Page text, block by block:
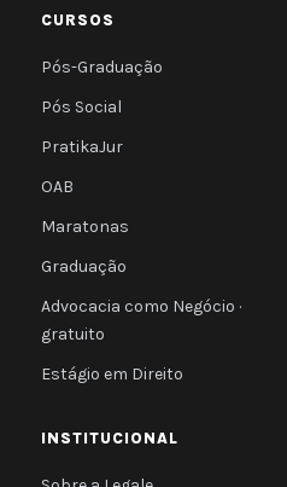
CURSOS
Pós-Graduação
Pós Social
PratikaJur
OAB
Maratonas
Graduação
Advocacia como Negócio ·
gratuito
Estágio em Direito
INSTITUCIONAL